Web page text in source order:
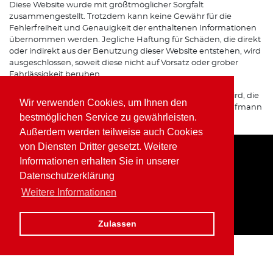
Wir verwenden Cookies, um Ihnen den
bestmöglichen Service zu gewährleisten.
Außerdem werden teilweise auch Cookies
von Diensten Dritter gesetzt. Weitere
Informationen erhalten Sie in unserer
Datenschutzerklärung
Weitere Informationen
Zulassen
Diese Website wurde mit größtmöglicher Sorgfalt
zusammengestellt. Trotzdem kann keine Gewähr für die
Fehlerfreiheit und Genauigkeit der enthaltenen Informationen
übernommen werden. Jegliche Haftung für Schäden, die direkt
oder indirekt aus der Benutzung dieser Website entstehen, wird
ausgeschlossen, soweit diese nicht auf Vorsatz oder grober
Fahrlässigkeit beruhen.
Sofern von dieser Website auf Internetseiten verwiesen wird, die
von Dritten betrieben werden, übernimmt Wolfgang Kaufmann
keine Verantwortung für deren Inhalte.
Home Impressum Datenschutz